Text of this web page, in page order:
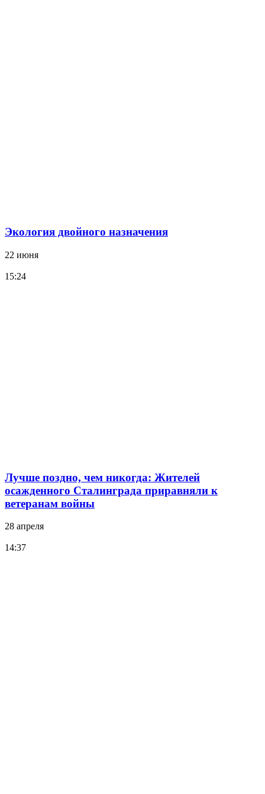
Экология двойного назначения
22 июня
15:24
Лучше поздно, чем никогда: Жителей
осажденного Сталинграда приравняли к
ветеранам войны
28 апреля
14:37